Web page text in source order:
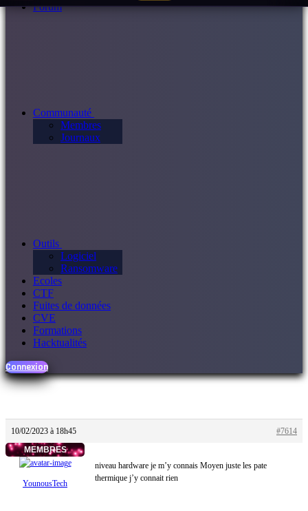
Forum
Communauté
Membres
Journaux
Outils
Logiciel
Ransomware
Ecoles
CTF
Fuites de données
CVE
Formations
Hacktualités
Connexion
10/02/2023 à 18h45
#7614
MEMBRES
YounousTech
niveau hardware je m’y connais Moyen juste les pate
thermique j’y connait rien